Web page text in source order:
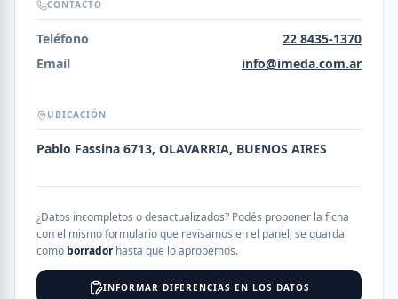
CONTACTO
Teléfono
22 8435-1370
Email
info@imeda.com.ar
UBICACIÓN
Pablo Fassina 6713, OLAVARRIA, BUENOS AIRES
¿Datos incompletos o desactualizados? Podés proponer la ficha
con el mismo formulario que revisamos en el panel; se guarda
como borradorhasta que lo aprobemos.
INFORMAR DIFERENCIAS EN LOS DATOS